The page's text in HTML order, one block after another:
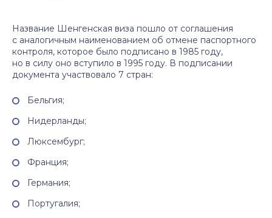
Название Шенгенская виза пошло от соглашения
с аналогичным наименованием об отмене паспортного
контроля, которое было подписано в 1985 году,
но в силу оно вступило в 1995 году. В подписании
документа участвовало 7 стран:
Бельгия;
Нидерланды;
Люксембург;
Франция;
Германия;
Португалия;